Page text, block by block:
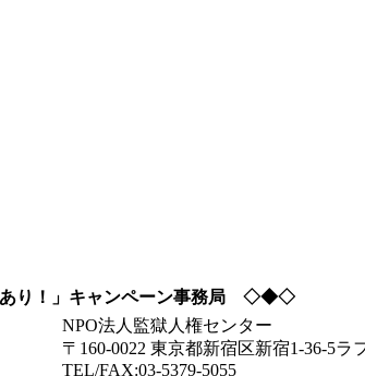
り！」キャンペーン事務局 ◇◆◇
NPO法人監獄人権センター
〒160-0022 東京都新宿区新宿1-36-5
TEL/FAX:03-5379-5055